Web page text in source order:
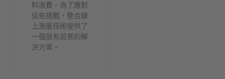
料浪費。為了應對
這些挑戰，整合線
上測量技術提供了
一個很有前景的解
決方案。